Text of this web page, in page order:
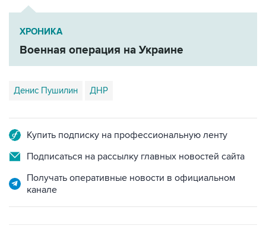
ХРОНИКА
Военная операция на Украине
Денис Пушилин ДНР
Купить подписку на профессиональную ленту
Подписаться на рассылку главных новостей сайта
Получать оперативные новости в официальном
канале